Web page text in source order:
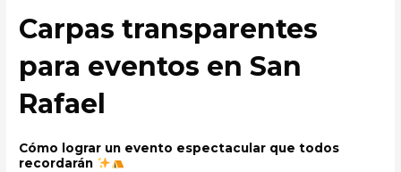
Carpas transparentes
para eventos en San
Rafael
Cómo lograr un evento espectacular que todos
recordarán